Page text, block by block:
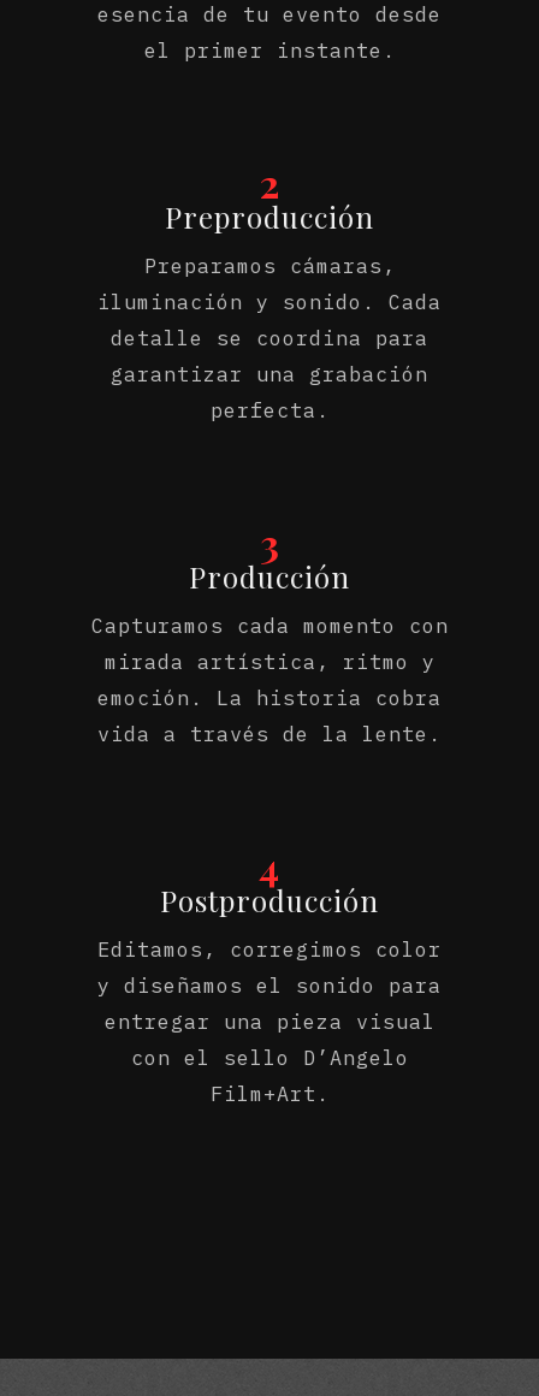
esencia de tu evento desde
el primer instante.
2
Preproducción
Preparamos cámaras,
iluminación y sonido. Cada
detalle se coordina para
garantizar una grabación
perfecta.
3
Producción
Capturamos cada momento con
mirada artística, ritmo y
emoción. La historia cobra
vida a través de la lente.
4
Postproducción
Editamos, corregimos color
y diseñamos el sonido para
entregar una pieza visual
con el sello D’Angelo
Film+Art.